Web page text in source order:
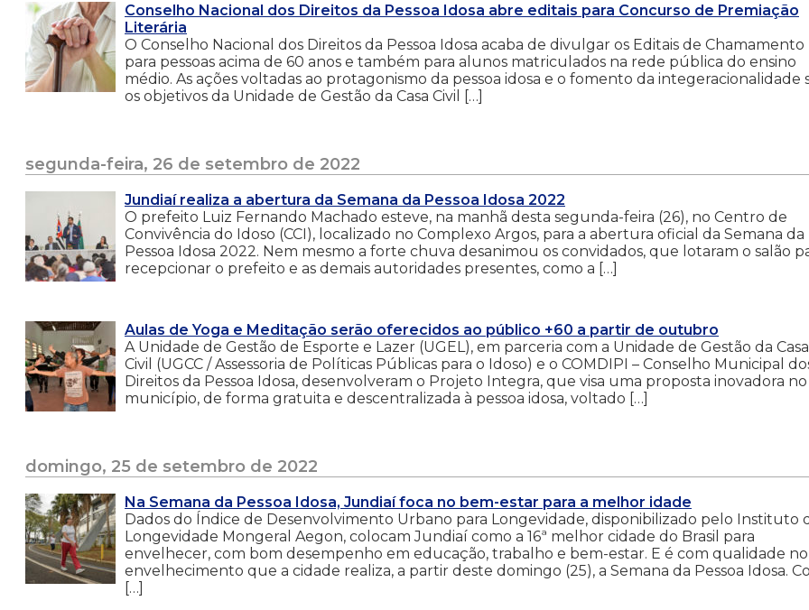
Conselho Nacional dos Direitos da Pessoa Idosa abre editais para Concurso de Premiação
Literária
O Conselho Nacional dos Direitos da Pessoa Idosa acaba de divulgar os Editais de Chamamento
para pessoas acima de 60 anos e também para alunos matriculados na rede pública do ensino
médio. As ações voltadas ao protagonismo da pessoa idosa e o fomento da integeracionalidade
os objetivos da Unidade de Gestão da Casa Civil […]
segunda-feira, 26 de setembro de 2022
Jundiaí realiza a abertura da Semana da Pessoa Idosa 2022
O prefeito Luiz Fernando Machado esteve, na manhã desta segunda-feira (26), no Centro de
Convivência do Idoso (CCI), localizado no Complexo Argos, para a abertura oficial da Semana da
Pessoa Idosa 2022. Nem mesmo a forte chuva desanimou os convidados, que lotaram o salão
recepcionar o prefeito e as demais autoridades presentes, como a […]
Aulas de Yoga e Meditação serão oferecidos ao público +60 a partir de outubro
A Unidade de Gestão de Esporte e Lazer (UGEL), em parceria com a Unidade de Gestão da Casa
Civil (UGCC / Assessoria de Políticas Públicas para o Idoso) e o COMDIPI – Conselho Municipal
Direitos da Pessoa Idosa, desenvolveram o Projeto Integra, que visa uma proposta inovadora no
município, de forma gratuita e descentralizada à pessoa idosa, voltado […]
domingo, 25 de setembro de 2022
Na Semana da Pessoa Idosa, Jundiaí foca no bem-estar para a melhor idade
Dados do Índice de Desenvolvimento Urbano para Longevidade, disponibilizado pelo Instituto
Longevidade Mongeral Aegon, colocam Jundiaí como a 16ª melhor cidade do Brasil para
envelhecer, com bom desempenho em educação, trabalho e bem-estar. E é com qualidade no
envelhecimento que a cidade realiza, a partir deste domingo (25), a Semana da Pessoa Idosa.
[…]